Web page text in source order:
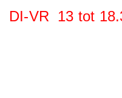
DI-VR 13 tot